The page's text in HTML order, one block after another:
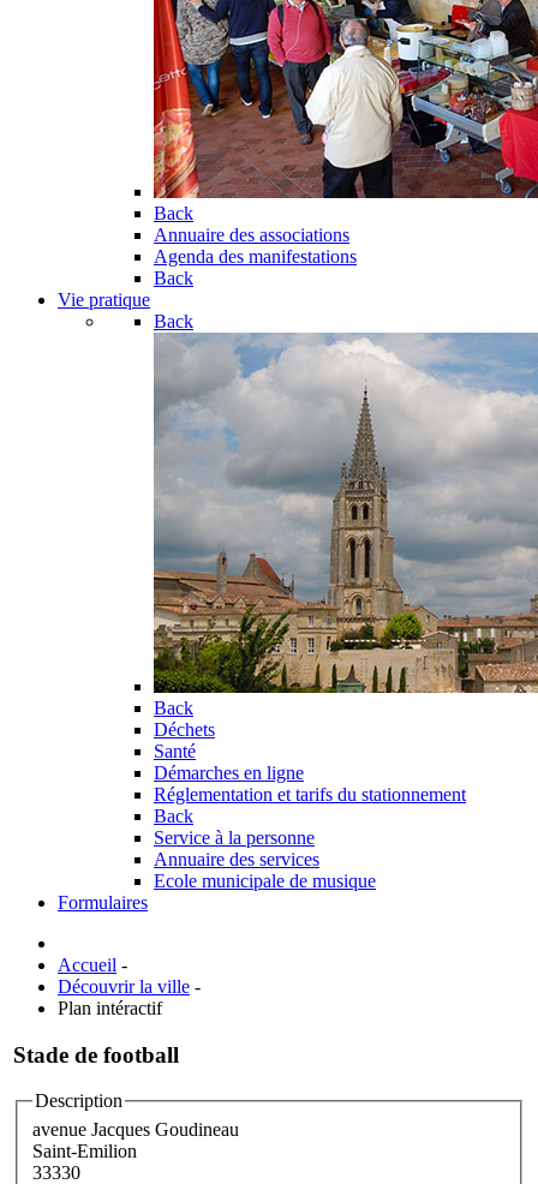
Back
Annuaire des associations
Agenda des manifestations
Back
Vie pratique
Back
Back
Déchets
Santé
Démarches en ligne
Réglementation et tarifs du stationnement
Back
Service à la personne
Annuaire des services
Ecole municipale de musique
Formulaires
Accueil -
Découvrir la ville -
Plan intéractif
Stade de football
Description
avenue Jacques Goudineau
Saint-Emilion
33330